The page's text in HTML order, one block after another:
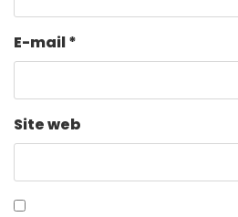
E-mail*
Site web